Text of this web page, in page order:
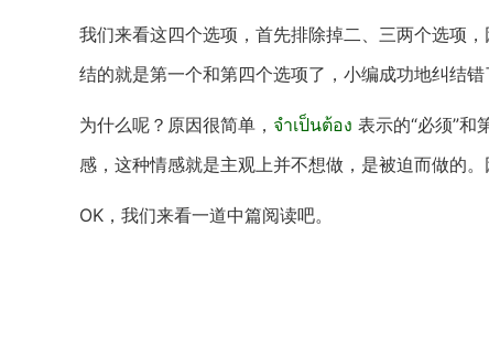
我们来看这四个选项，首先排除掉二、三两个选项
结的就是第一个和第四个选项了，小编成功地纠结
为什么呢？原因很简单， จำเป็นต้อง 表示的“必须”和
感，这种情感就是主观上并不想做，是被迫而做的
OK，我们来看一道中篇阅读吧。